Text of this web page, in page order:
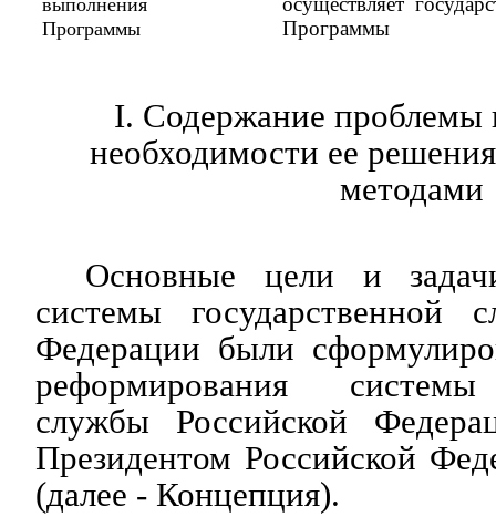
выполнения
Программы
Программы
I. Содержание проблемы
необходимости ее
методами
Основные цели и
системы государственной
Федерации были
реформирования системы
службы Российской
Президентом Российской
(далее - Концепция).